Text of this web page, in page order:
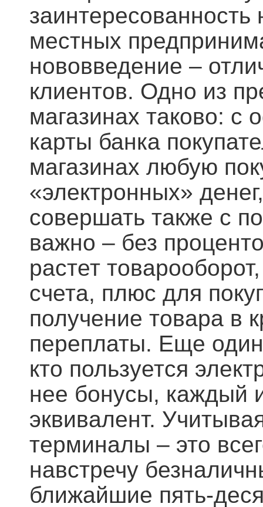
заинтересованность
местных
нововведение –
клиентов. Одно из
магазинах таково:
карты банка
магазинах любую
«электронных»
совершать также с
важно – без
растет
счета, плюс для
получение товара в
переплаты. Еще
кто пользуется
нее бонусы, каждый
эквивалент.
терминалы – это
навстречу
ближайшие пять-